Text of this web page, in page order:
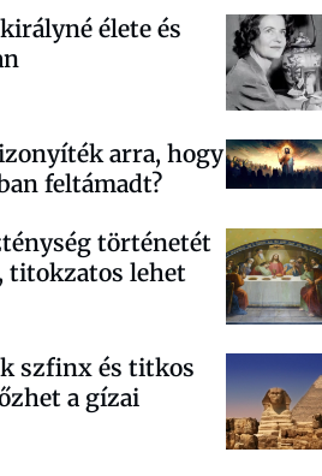
élete és
arra, hogy
feltámadt?
történetét
titokzatos lehet
szfinx és titkos
a gízai